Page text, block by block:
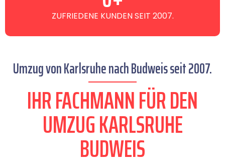
ZUFRIEDENE KUNDEN SEIT 2007.
Umzug von Karlsruhe nach Budweis seit 2007.
IHR FACHMANN FÜR DEN
UMZUG KARLSRUHE
BUDWEIS